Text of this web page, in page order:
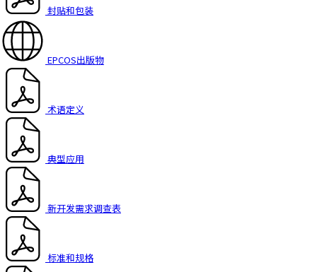
封贴和包装
EPCOS出版物
术语定义
典型应用
新开发需求调查表
标准和规格